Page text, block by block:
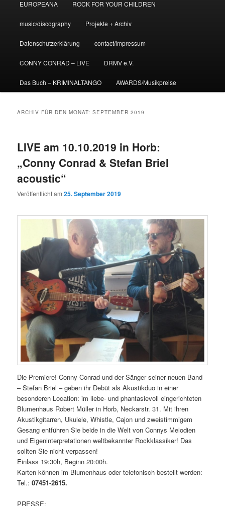
EUROPEANA ROCK FOR YOUR CHILDREN
music/discography Projekte + Archiv
Datenschutzerklärung contact/impressum
CONNY CONRAD – LIVE DRMV e.V.
Das Buch – KRIMINALTANGO AWARDS/Musikpreise
ARCHIV FÜR DEN MONAT:SEPTEMBER 2019
LIVE am 10.10.2019 in Horb:
„Conny Conrad & Stefan Briel
acoustic“
Veröffentlicht am25. September 2019
Die Premiere! Conny Conrad und der Sänger seiner neuen Band
– Stefan Briel – geben ihr Debüt als Akustikduo in einer
besonderen Location: im liebe- und phantasievoll eingerichteten
Blumenhaus Robert Müller in Horb, Neckarstr. 31. Mit ihren
Akustikgitarren, Ukulele, Whistle, Cajon und zweistimmigem
Gesang entführen Sie beide in die Welt von Connys Melodien
und Eigeninterpretationen weltbekannter Rockklassiker! Das
sollten Sie nicht verpassen!
Einlass 19:30h, Beginn 20:00h.
Karten können im Blumenhaus oder telefonisch bestellt werden:
Tel.:07451-2615.
PRESSE: